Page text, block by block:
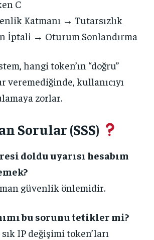
C
Katmanı → Tutarsızlık
İptali → Oturum Sonlandırma
hangi token’ın “doğru”
veremediğinde, kullanıcıyı
zorlar.
Sorular (SSS)
doldu uyarısı hesabım
güvenlik önlemidir.
bu sorunu tetikler mi?
IP değişimi token’ları